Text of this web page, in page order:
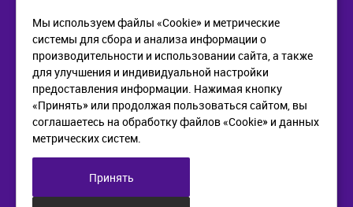
КОМПАНИЯ
О компании
Новости
Контакты
ПОМОЩЬ
Как купить
Доставка
Возврат
ИНФОРМАЦИЯ
Политика в отношении
обработки персональных
web@setium.ru
Малый пр. П.С., д 84-86
Мы используем файлы «Cookie» и метрические
системы для сбора и анализа информации о
производительности и использовании сайта, а также
для улучшения и индивидуальной настройки
предоставления информации. Нажимая кнопку
«Принять» или продолжая пользоваться сайтом, вы
соглашаетесь на обработку файлов «Cookie» и данных
метрических систем.
Принять